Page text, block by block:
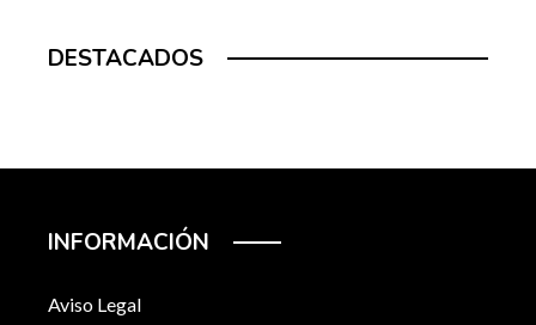
DESTACADOS
INFORMACIÓN
Aviso Legal